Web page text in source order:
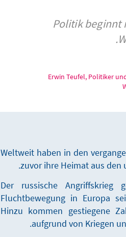
Politik beginnt
Erwin Teufel, Politiker
Weltweit haben in den
zuvor ihre Heimat aus den
Der russische
Fluchtbewegung in Europa
Hinzu kommen gestiegene
aufgrund von Kriegen